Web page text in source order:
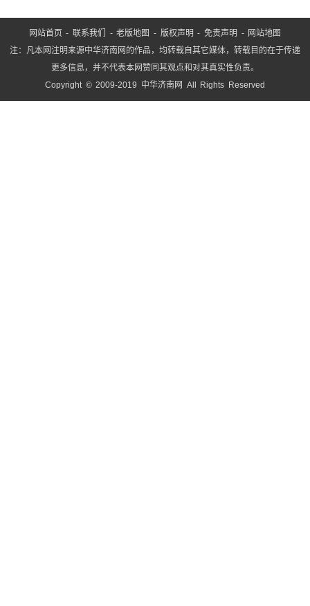
网站首页 - 联系我们 -老版地图 - 版权声明 -免责声明 - 网站地图
注：凡本网注明来源中华济南网的作品，均转载自其它媒体，转载目的在于传递
更多信息，并不代表本网赞同其观点和对其真实性负责。
Copyright © 2009-2019 中华济南网 All Rights Reserved